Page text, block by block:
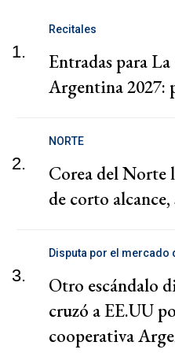
1.
Recitales
Entradas para
Argentina 2027:
2.
NORTE
Corea del Norte
de corto alcance,
3.
Disputa por el
Otro escándalo
cruzó a EE.UU
cooperativa